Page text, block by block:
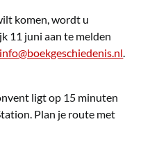
komen, wordt u
11 juni aan te melden
info@boekgeschiedenis.nl.
ligt op 15 minuten
Plan je route met